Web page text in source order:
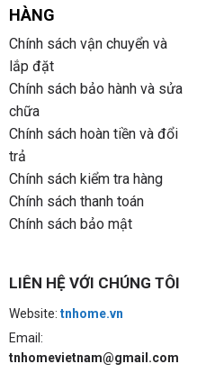
HÀNG
Chính sách vận chuyển và
lắp đặt
Chính sách bảo hành và sửa
chữa
Chính sách hoàn tiền và đổi
trả
Chính sách kiểm tra hàng
Chính sách thanh toán
Chính sách bảo mật
LIÊN HỆ VỚI CHÚNG TÔI
Website: tnhome.vn
Email:
tnhomevietnam@gmail.com